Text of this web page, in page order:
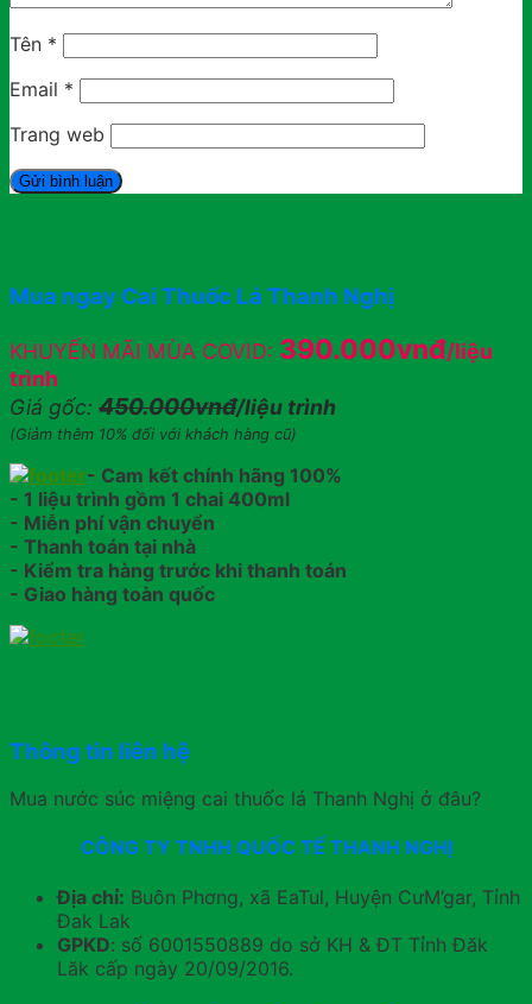
Tên *
Email *
Trang web
Mua ngay Cai Thuốc Lá Thanh Nghị
KHUYẾN MÃI MÙA COVID: 390.000vnđ/liệu
trình
Giá gốc: 450.000vnđ/liệu trình
(Giảm thêm 10% đối với khách hàng cũ)
- Cam kết chính hãng 100%
- 1 liệu trình gồm 1 chai 400ml
- Miễn phí vận chuyển
- Thanh toán tại nhà
- Kiểm tra hàng trước khi thanh toán
- Giao hàng toàn quốc
Thông tin liên hệ
Mua nước súc miệng cai thuốc lá Thanh Nghị ở đâu?
CÔNG TY TNHH QUỐC TẾ THANH NGHỊ
Địa chỉ: Buôn Phơng, xã EaTul, Huyện CưM’gar, Tỉnh
Đak Lak
GPKD: số 6001550889 do sở KH & ĐT Tỉnh Đăk
Lăk cấp ngày 20/09/2016.